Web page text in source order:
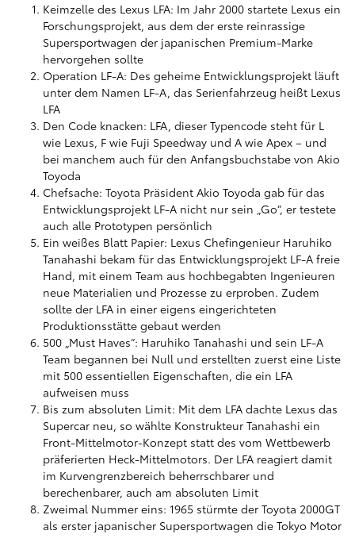
Keimzelle des Lexus LFA: Im Jahr 2000 startete Lexus ein
Forschungsprojekt, aus dem der erste reinrassige
Supersportwagen der japanischen Premium-Marke
hervorgehen sollte
Operation LF-A: Des geheime Entwicklungsprojekt läuft
unter dem Namen LF-A, das Serienfahrzeug heißt Lexus
LFA
Den Code knacken: LFA, dieser Typencode steht für L
wie Lexus, F wie Fuji Speedway und A wie Apex – und
bei manchem auch für den Anfangsbuchstabe von Akio
Toyoda
Chefsache: Toyota Präsident Akio Toyoda gab für das
Entwicklungsprojekt LF-A nicht nur sein „Go“, er testete
auch alle Prototypen persönlich
Ein weißes Blatt Papier: Lexus Chefingenieur Haruhiko
Tanahashi bekam für das Entwicklungsprojekt LF-A freie
Hand, mit einem Team aus hochbegabten Ingenieuren
neue Materialien und Prozesse zu erproben. Zudem
sollte der LFA in einer eigens eingerichteten
Produktionsstätte gebaut werden
500 „Must Haves“: Haruhiko Tanahashi und sein LF-A
Team begannen bei Null und erstellten zuerst eine Liste
mit 500 essentiellen Eigenschaften, die ein LFA
aufweisen muss
Bis zum absoluten Limit: Mit dem LFA dachte Lexus das
Supercar neu, so wählte Konstrukteur Tanahashi ein
Front-Mittelmotor-Konzept statt des vom Wettbewerb
präferierten Heck-Mittelmotors. Der LFA reagiert damit
im Kurvengrenzbereich beherrschbarer und
berechenbarer, auch am absoluten Limit
Zweimal Nummer eins: 1965 stürmte der Toyota 2000GT
als erster japanischer Supersportwagen die Tokyo Motor